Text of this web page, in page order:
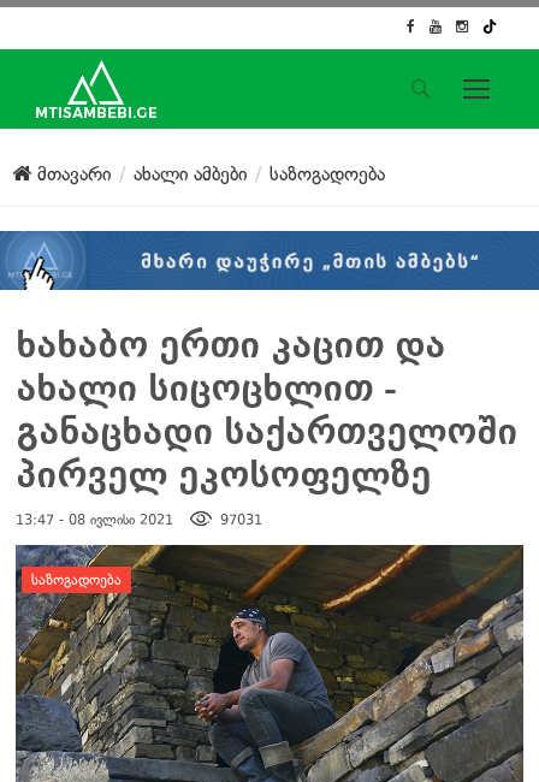
საიტის მენიუ
მთავარი
ქართული საქმე
კონტაქტი
სოციალური ქსელები
მთავარი ახალი ამბები საზოგადოება
ხახაბო ერთი კაცით და
ახალი სიცოცხლით -
განაცხადი საქართველოში
პირველ ეკოსოფელზე
13:47 - 08 ივლისი 2021 97031
დატოვე კომენტარი
ᲡᲐᲖᲝᲒᲐᲓᲝᲔᲑᲐ